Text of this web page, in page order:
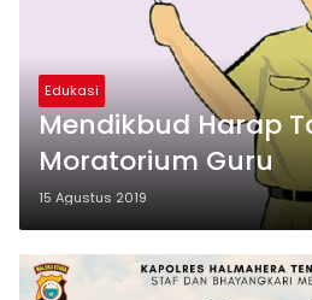
Edukasi
Mendikbud Harap
Moratorium Guru
15 Agustus 2019